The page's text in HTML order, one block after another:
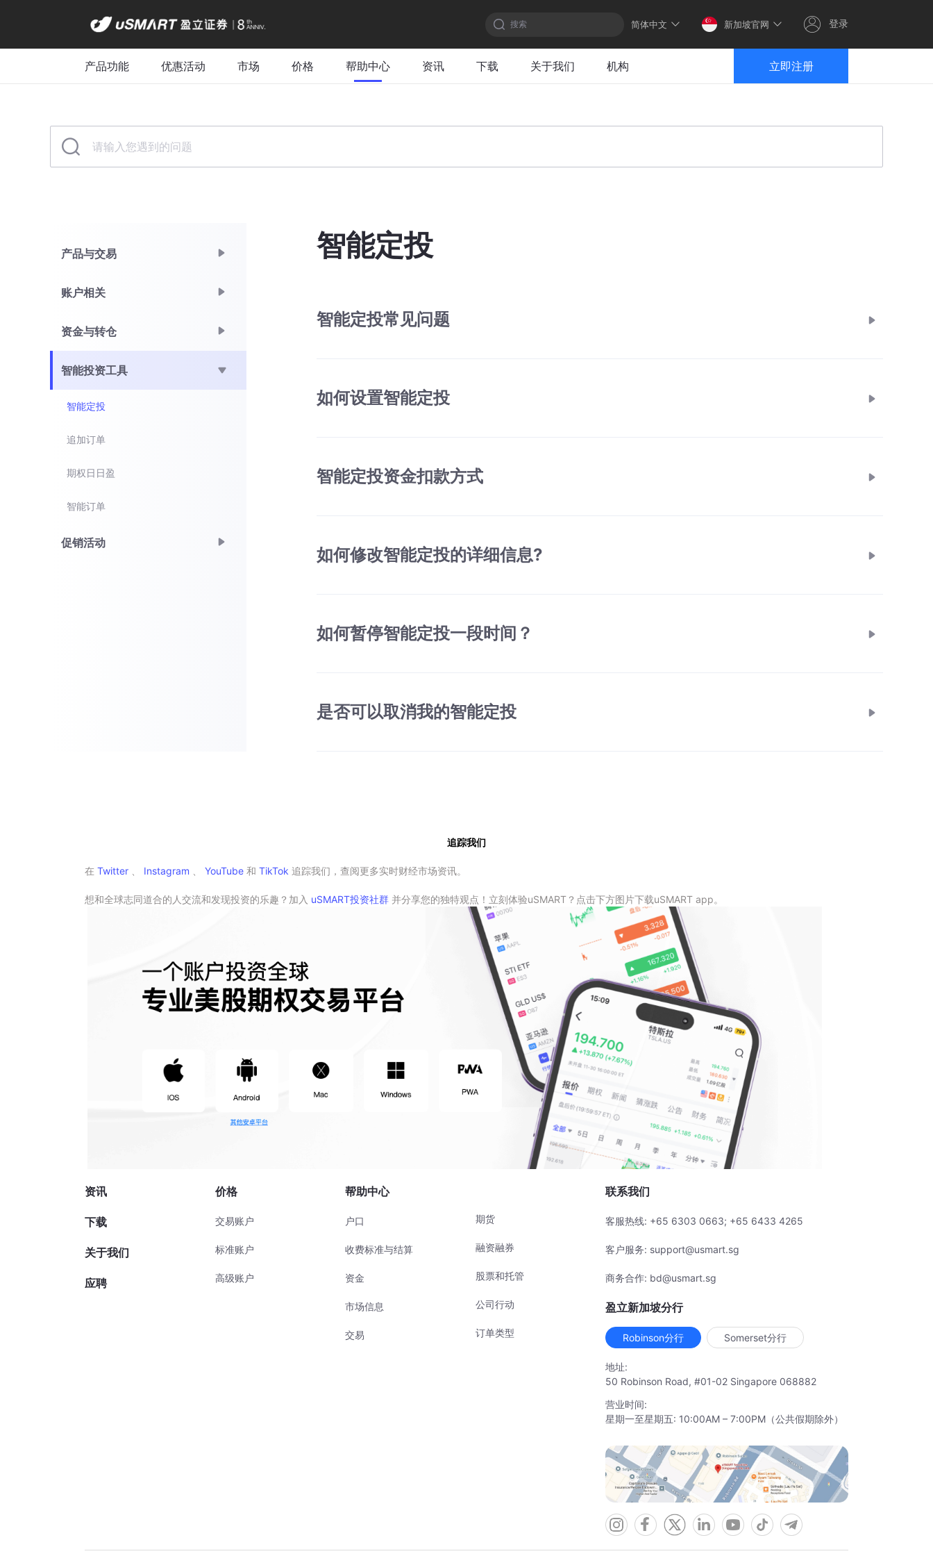
搜索 简体中文 新加坡官网 登录
产品功能 优惠活动 市场 价格 帮助中心 资讯 下载 关于我们 机构 立即注册
产品与交易
账户相关
资金与转仓
智能投资工具
智能定投
追加订单
期权日日盈
智能订单
促销活动
智能定投
智能定投常见问题
如何设置智能定投
智能定投资金扣款方式
如何修改智能定投的详细信息?
如何暂停智能定投一段时间？
是否可以取消我的智能定投
追踪我们
在 Twitter 、 Instagram 、 YouTube 和 TikTok 追踪我们，查阅更多实时财经市场资讯。
想和全球志同道合的人交流和发现投资的乐趣？加入 uSMART投资社群 并分享您的独特观点！立刻体验uSMART？点击下方图片下载uSMART app。
资讯
下载
关于我们
应聘
价格
交易账户
标准账户
高级账户
帮助中心
户口
收费标准与结算
资金
市场信息
交易
期货
融资融券
股票和托管
公司行动
订单类型
联系我们
客服热线: +65 6303 0663; +65 6433 4265
客户服务: support@usmart.sg
商务合作: bd@usmart.sg
盈立新加坡分行
Robinson分行 Somerset分行
地址:
50 Robinson Road, #01-02 Singapore 068882
营业时间:
星期一至星期五: 10:00AM – 7:00PM（公共假期除外）